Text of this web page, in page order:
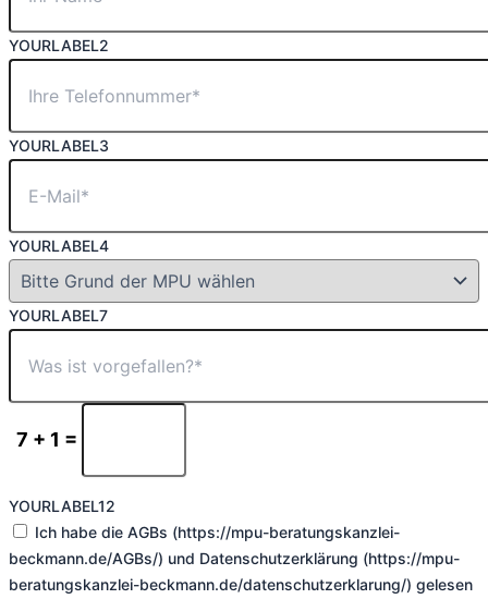
YOURLABEL2
YOURLABEL3
YOURLABEL4
YOURLABEL7
7 + 1 =
YOURLABEL12
Ich habe die AGBs (https://mpu-beratungskanzlei-
beckmann.de/AGBs/) und Datenschutzerklärung (https://mpu-
beratungskanzlei-beckmann.de/datenschutzerklarung/) gelesen